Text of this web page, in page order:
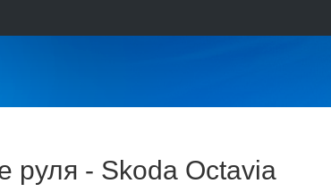
руля - Skoda Octavia